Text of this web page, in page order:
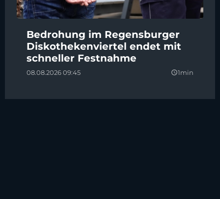
Bedrohung im Regensburger
Diskothekenviertel endet mit
schneller Festnahme
08.08.2026 09:45 query_builder1min